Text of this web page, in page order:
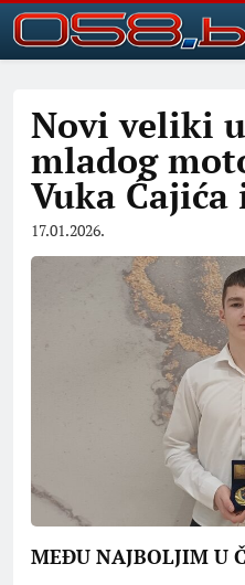
Novi veliki
mladog
Vuka Ćajića
17.01.2026.
MEĐU NAJBOLJIM U